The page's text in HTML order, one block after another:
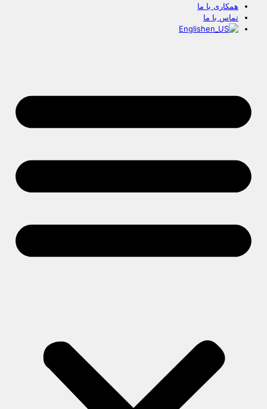
همکاری با ما
تماس با ما
English